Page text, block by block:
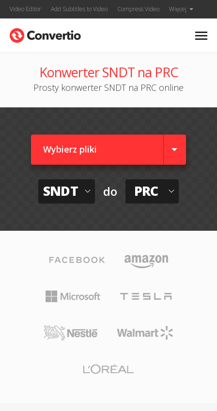
Video Editor Add Subtitles to Video Compress Video Więcej
Konwerter SNDT na PRC
Prosty konwerter SNDT na PRC online
Wybierz pliki
SNDT do PRC